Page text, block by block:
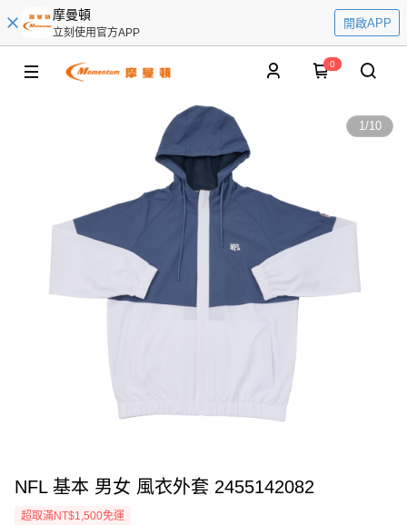
摩曼頓
立刻使用官方APP
開啟APP
0
1/10
NFL 基本 男女 風衣外套 2455142082
超取滿NT$1,500免運